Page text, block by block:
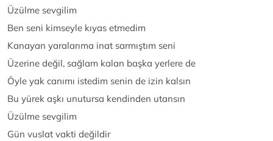
Üzülme sevgilim
Ben seni kimseyle kıyas etmedim
Kanayan yaralarıma inat sarmıştım seni
Üzerine değil, sağlam kalan başka yerlere de
Öyle yak canımı istedim senin de izin kalsın
Bu yürek aşkı unutursa kendinden utansın
Üzülme sevgilim
Gün vuslat vakti değildir